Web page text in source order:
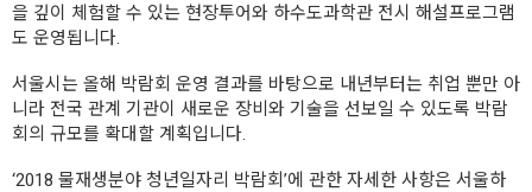
을 깊이 체험할 수 있는 현장투어와 하수도과학관 전시 해설프로그램
도 운영됩니다.
서울시는 올해 박람회 운영 결과를 바탕으로 내년부터는 취업 뿐만 아
니라 전국 관계 기관이 새로운 장비와 기술을 선보일 수 있도록 박람
회의 규모를 확대할 계획입니다.
‘2018 물재생분야 청년일자리 박람회’에 관한 자세한 사항은 서울하